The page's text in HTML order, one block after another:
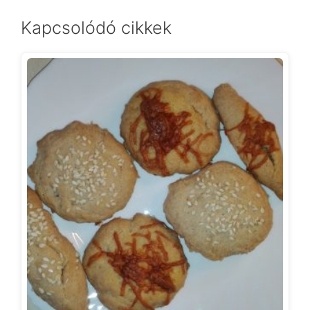
Kapcsolódó cikkek